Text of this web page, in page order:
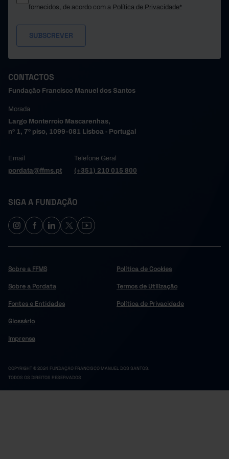
fornecidos, de acordo com a Política de Privacidade*
CONTACTOS
Fundação Francisco Manuel dos Santos
Morada
Largo Monterroio Mascarenhas,
nº 1, 7º piso, 1099-081 Lisboa - Portugal
Email
pordata@ffms.pt
Telefone Geral
(+351) 210 015 800
SIGA A FUNDAÇÃO
Sobre a FFMS
Sobre a Pordata
Fontes e Entidades
Glossário
Imprensa
Política de Cookies
Termos de Utilização
Política de Privacidade
COPYRIGHT © 2024 FUNDAÇÃO FRANCISCO MANUEL DOS SANTOS.
TODOS OS DIREITOS RESERVADOS